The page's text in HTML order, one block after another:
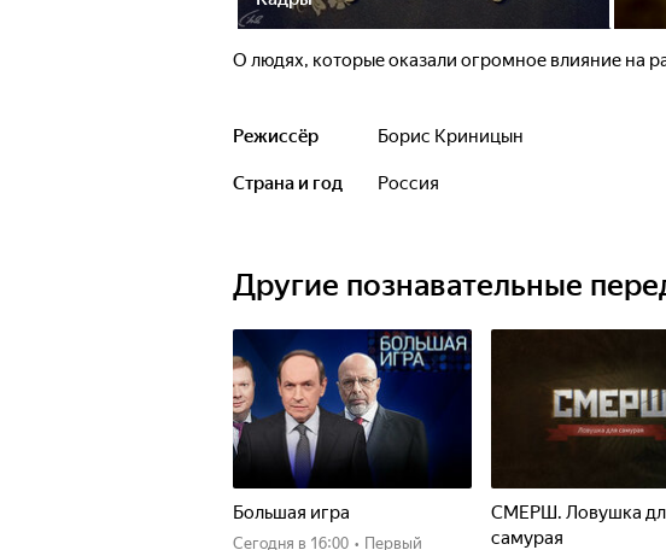
О людях, которые оказали огромное влияние на
Режиссёр Борис Криницын
Страна и год Россия
Другие познавательные
Большая игра
Сегодня в 16:00 • Первый
СМЕРШ. Ловушка
самурая